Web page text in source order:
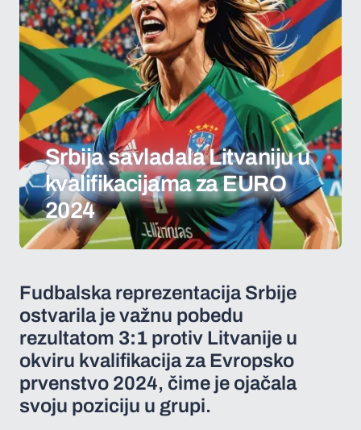
Srbija savladala Litvaniju u
kvalifikacijama za EURO
2024
Fudbalska reprezentacija Srbije
ostvarila je važnu pobedu
rezultatom 3:1 protiv Litvanije u
okviru kvalifikacija za Evropsko
prvenstvo 2024, čime je ojačala
svoju poziciju u grupi.